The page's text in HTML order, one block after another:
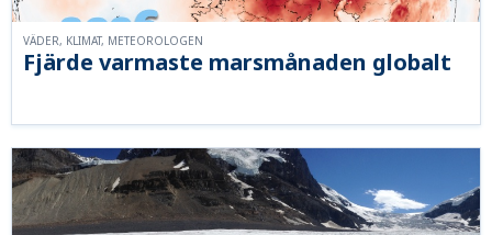
Fjärde varmaste marsmånaden globalt
VÄDER, KLIMAT, METEOROLOGEN